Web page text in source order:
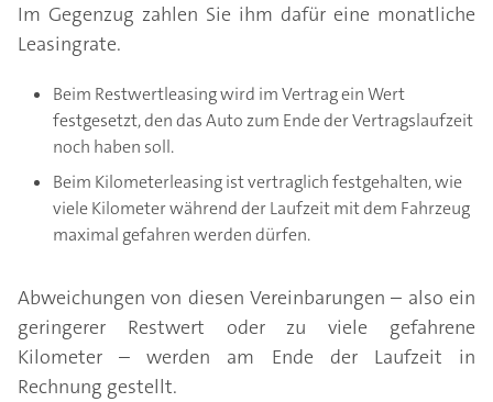
Im Gegenzug zahlen Sie ihm dafür eine monatliche
Leasingrate.
Beim Restwertleasing wird im Vertrag ein Wert
festgesetzt, den das Auto zum Ende der Vertragslaufzeit
noch haben soll.
Beim Kilometerleasing ist vertraglich festgehalten, wie
viele Kilometer während der Laufzeit mit dem Fahrzeug
maximal gefahren werden dürfen.
Abweichungen von diesen Vereinbarungen – also ein
geringerer Restwert oder zu viele gefahrene
Kilometer – werden am Ende der Laufzeit in
Rechnung gestellt.